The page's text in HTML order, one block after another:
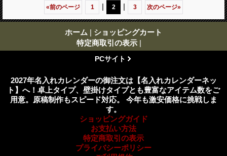
«前のページ 1 | 2 | 3 次のページ»
ホーム | ショッピングカート
特定商取引の表示 |
PCサイト
2027年名入れカレンダーの御注文は【名入れカレンダーネッ
ト】へ！卓上タイプ、壁掛けタイプとも豊富なアイテム数をご
用意。原稿制作もスピード対応。 今年も激安価格に挑戦しま
す。
ショッピングガイド
お支払い方法
特定商取引の表示
プライバシーポリシー